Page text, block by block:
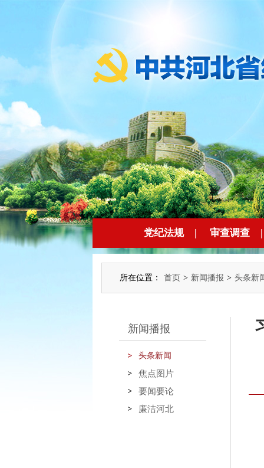
党纪法规 | 审查调查 |
所在位置： 首页 > 新闻播报 > 头条新
新闻播报
头条新闻
焦点图片
要闻要论
廉洁河北